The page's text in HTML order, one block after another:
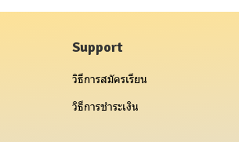
Support
วิธีการสมัครเรียน
วิธีการชำระเงิน